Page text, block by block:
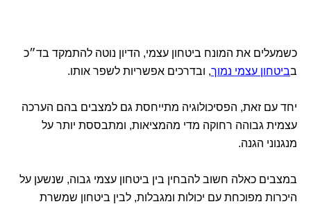
כשמעלים את המונח ביטחון עצמי, הדיון נוטה להתמקד בד״כ
בביטחון עצמי נמוך, ובדרכים אפשריות לשפר אותו.
יחד עם זאת, הפסיכולוגיה מתייחסת גם למצבים בהם הערכה
עצמית גבוהה רחוקה מדי מהמציאות, ומתבססת יותר על
מנגנוני הגנה.
במצבים כאלה חשוב להבחין בין ביטחון עצמי גבוה, שנשען על
היכרות מפוכחת עם יכולות ומגבלות, לבין ביטחון שמשרת